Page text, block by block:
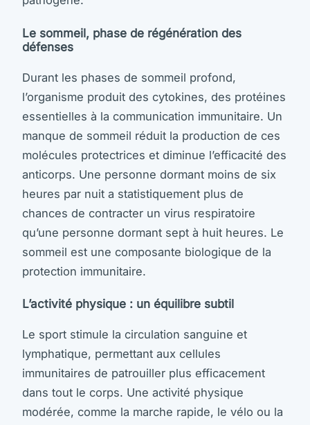
Le sommeil, phase de régénération des
défenses
Durant les phases de sommeil profond,
l’organisme produit des cytokines, des protéines
essentielles à la communication immunitaire. Un
manque de sommeil réduit la production de ces
molécules protectrices et diminue l’efficacité des
anticorps. Une personne dormant moins de six
heures par nuit a statistiquement plus de
chances de contracter un virus respiratoire
qu’une personne dormant sept à huit heures. Le
sommeil est une composante biologique de la
protection immunitaire.
L’activité physique : un équilibre subtil
Le sport stimule la circulation sanguine et
lymphatique, permettant aux cellules
immunitaires de patrouiller plus efficacement
dans tout le corps. Une activité physique
modérée, comme la marche rapide, le vélo ou la